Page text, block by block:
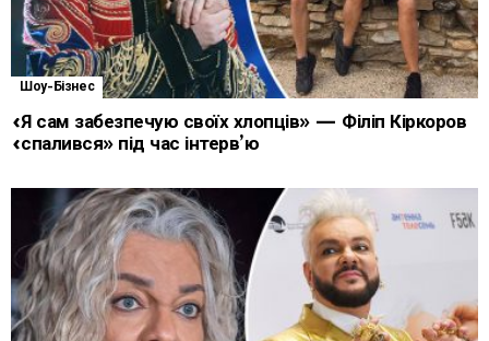
Шоу-Бізнес
«Я сам забезпечую своїх хлопців» — Філіп Кіркоров
«спалився» під час інтерв’ю